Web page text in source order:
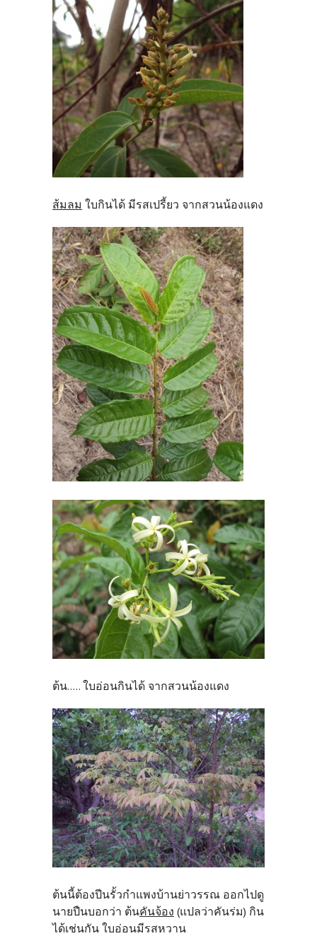
ส้มลม ใบกินได้ มีรสเปรี้ยว จากสวนน้องแดง
ต้น..... ใบอ่อนกินได้ จากสวนน้องแดง
ต้นนี้ต้องปีนรั้วกำแพงบ้านย่าวรรณ ออกไปดู
นายปืนบอกว่า ต้นคันจ้อง (แปลว่าคันร่ม) กิน
ได้เช่นกัน ใบอ่อนมีรสหวาน